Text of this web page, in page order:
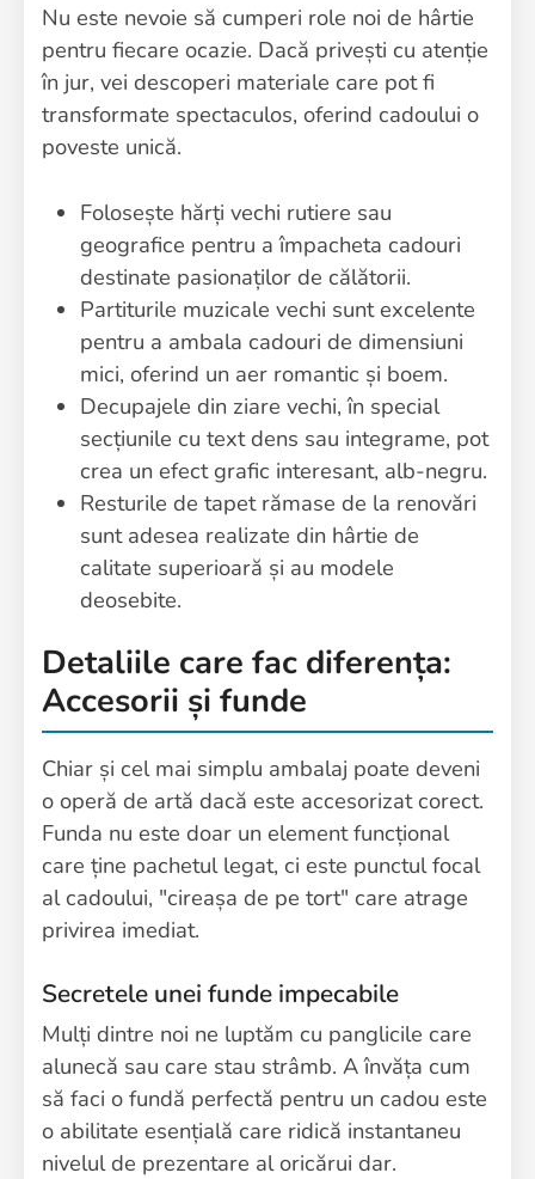
Nu este nevoie să cumperi role noi de hârtie
pentru fiecare ocazie. Dacă privești cu atenție
în jur, vei descoperi materiale care pot fi
transformate spectaculos, oferind cadoului o
poveste unică.
Folosește hărți vechi rutiere sau
geografice pentru a împacheta cadouri
destinate pasionaților de călătorii.
Partiturile muzicale vechi sunt excelente
pentru a ambala cadouri de dimensiuni
mici, oferind un aer romantic și boem.
Decupajele din ziare vechi, în special
secțiunile cu text dens sau integrame, pot
crea un efect grafic interesant, alb-negru.
Resturile de tapet rămase de la renovări
sunt adesea realizate din hârtie de
calitate superioară și au modele
deosebite.
Detaliile care fac diferența:
Accesorii și funde
Chiar și cel mai simplu ambalaj poate deveni
o operă de artă dacă este accesorizat corect.
Funda nu este doar un element funcțional
care ține pachetul legat, ci este punctul focal
al cadoului, "cireașa de pe tort" care atrage
privirea imediat.
Secretele unei funde impecabile
Mulți dintre noi ne luptăm cu panglicile care
alunecă sau care stau strâmb. A învăța cum
să faci o fundă perfectă pentru un cadou este
o abilitate esențială care ridică instantaneu
nivelul de prezentare al oricărui dar.